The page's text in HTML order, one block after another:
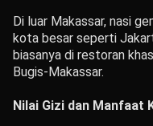
Di luar Makassar, nasi
kota besar seperti
biasanya di restoran
Bugis-Makassar.
Nilai Gizi dan Manfaat